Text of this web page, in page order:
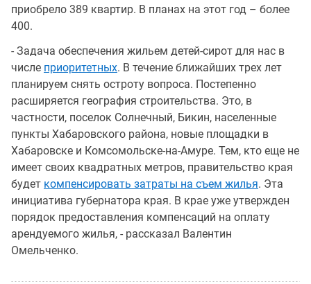
приобрело 389 квартир. В планах на этот год – более
400.
- Задача обеспечения жильем детей-сирот для нас в
числе приоритетных. В течение ближайших трех лет
планируем снять остроту вопроса. Постепенно
расширяется география строительства. Это, в
частности, поселок Солнечный, Бикин, населенные
пункты Хабаровского района, новые площадки в
Хабаровске и Комсомольске-на-Амуре. Тем, кто еще не
имеет своих квадратных метров, правительство края
будет компенсировать затраты на съем жилья. Эта
инициатива губернатора края. В крае уже утвержден
порядок предоставления компенсаций на оплату
арендуемого жилья, - рассказал Валентин
Омельченко.